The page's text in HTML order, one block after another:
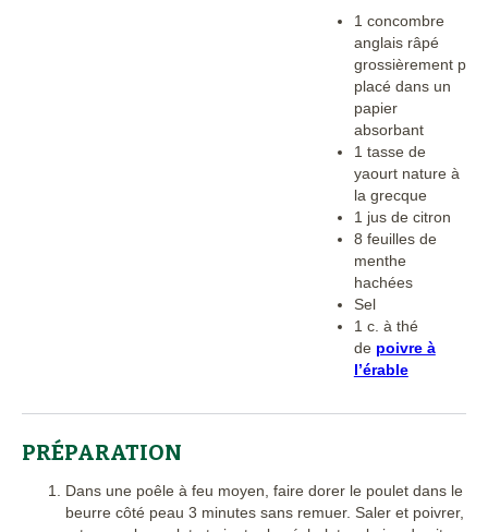
1 concombre
anglais râpé
grossièrement puis
placé dans un
papier
absorbant
1 tasse de
yaourt nature à
la grecque
1 jus de citron
8 feuilles de
menthe
hachées
Sel
1 c. à thé
de poivre à
l’érable
PRÉPARATION
Dans une poêle à feu moyen, faire dorer le poulet dans le
beurre côté peau 3 minutes sans remuer. Saler et poivrer,